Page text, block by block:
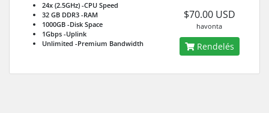
24x (2.5GHz) -CPU Speed
32 GB DDR3 -RAM
1000GB -Disk Space
1Gbps -Uplink
Unlimited -Premium Bandwidth
$70.00 USD
havonta
Rendelés